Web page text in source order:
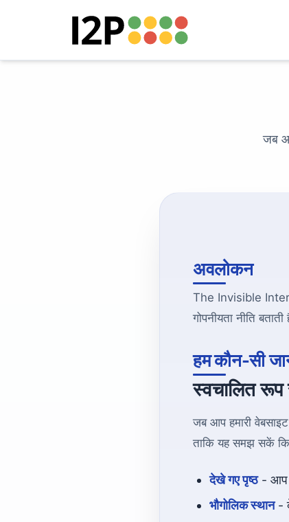
जब
अवलोकन
The Invisible
गोपनीयता नीति
हम कौन-सी
स्वचालित
जब आप हमारी
ताकि यह समझ सकें कि
देखे गए पृष्ठ- आप
भौगोलिक स्थान-